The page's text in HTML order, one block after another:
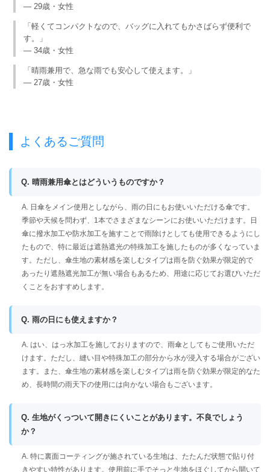
— 29歳・女性
「軽くてコンパクトなので、バッグに入れてもかさばらず便利で
す。」
— 34歳・女性
「晴雨兼用で、急な雨でも安心して使えます。」
— 27歳・女性
よくあるご質問
Q. 晴雨兼用傘とはどういうものですか？
A. 日傘をメイン使用としながら、雨の日にもお使いいただける傘です。
季節や天候を問わず、1本でさまざまなシーンにお使いいただけます。日
傘に撥水加工や防水加工を施すことで雨除けとしても使用できるようにし
たもので、特に最近は遮熱遮光の特殊加工を施したものが多くなっていま
す。ただし、傘生地の素材感を楽しむタイプは雨を防ぐ効果が限定的で
あったり遮熱遮光加工が無い場合もあるため、用途に応じてお選びいただ
くことをおすすめします。
Q. 雨の日にも使えますか？
A. はい、はっ水加工を施しておりますので、雨傘としてもご使用いただ
けます。ただし、縫い目や特殊加工の部分から水が浸入する場合がござい
ます。また、傘生地の素材感を楽しむタイプは雨を防ぐ効果が限定的なた
め、長時間の雨天下の使用には向かない場合もございます。
Q. 生地がくっついて開きにくいことがあります。不良でしょう
か？
A. 特に裏面コーティングが施されている生地は、たたんだ状態で貼り付
きやすい特性があります。使用前に手でそっと生地をほぐしてから開いて